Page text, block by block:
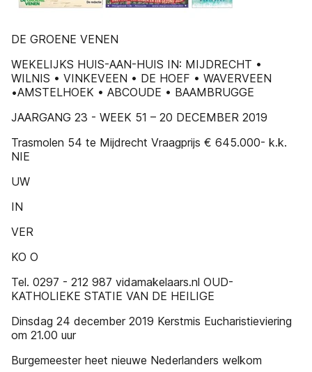
DE GROENE VENEN
WEKELIJKS HUIS-AAN-HUIS IN: MIJDRECHT •
WILNIS • VINKEVEEN • DE HOEF • WAVERVEEN
•AMSTELHOEK • ABCOUDE • BAAMBRUGGE
JAARGANG 23 - WEEK 51 – 20 DECEMBER 2019
Trasmolen 54 te Mijdrecht Vraagprijs € 645.000- k.k.
NIE
UW
IN
VER
KO O
Tel. 0297 - 212 987 vidamakelaars.nl OUD-
KATHOLIEKE STATIE VAN DE HEILIGE
Dinsdag 24 december 2019 Kerstmis Eucharistieviering
om 21.00 uur
Burgemeester heet nieuwe Nederlanders welkom